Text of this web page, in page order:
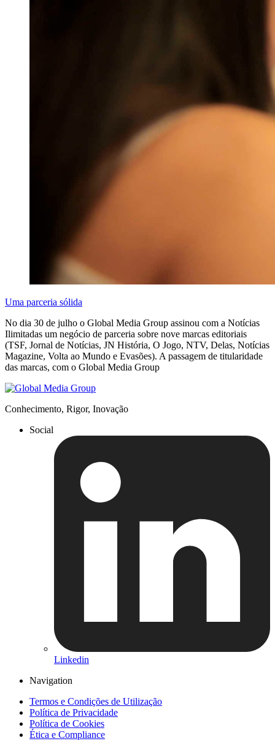
Uma parceria sólida
No dia 30 de julho o Global Media Group assinou com a Notícias
Ilimitadas um negócio de parceria sobre nove marcas editoriais
(TSF, Jornal de Notícias, JN História, O Jogo, NTV, Delas, Notícias
Magazine, Volta ao Mundo e Evasões). A passagem de titularidade
das marcas, com o Global Media Group
Conhecimento, Rigor, Inovação
Social
Linkedin
Navigation
Termos e Condições de Utilização
Política de Privacidade
Política de Cookies
Ética e Compliance